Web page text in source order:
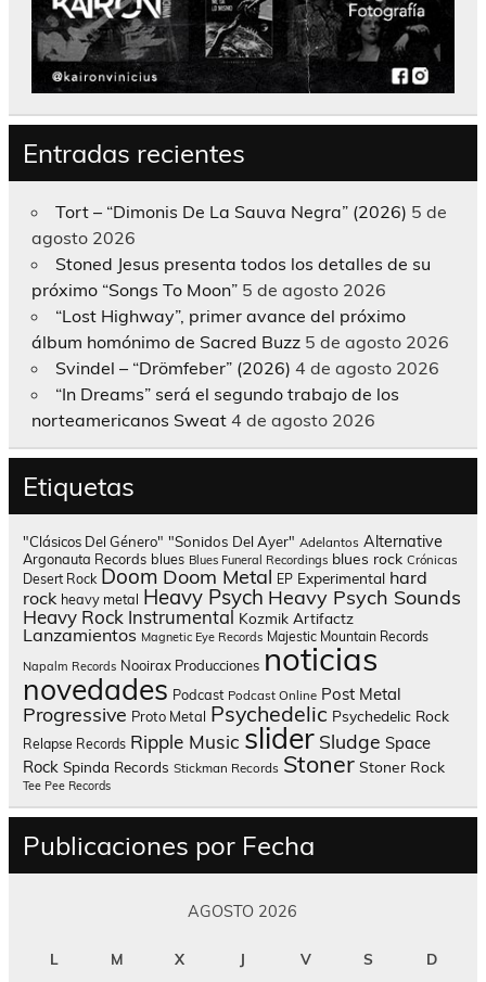
Entradas recientes
Tort – “Dimonis De La Sauva Negra” (2026) 5 de
agosto 2026
Stoned Jesus presenta todos los detalles de su
próximo “Songs To Moon” 5 de agosto 2026
“Lost Highway”, primer avance del próximo
álbum homónimo de Sacred Buzz 5 de agosto 2026
Svindel – “Drömfeber” (2026) 4 de agosto 2026
“In Dreams” será el segundo trabajo de los
norteamericanos Sweat 4 de agosto 2026
Etiquetas
"Clásicos Del Género" "Sonidos Del Ayer" Adelantos Alternative
Argonauta Records blues Blues Funeral Recordings blues rock Crónicas
Desert Rock Doom Doom Metal EP Experimental hard
rock heavy metal Heavy Psych Heavy Psych Sounds
Heavy Rock Instrumental Kozmik Artifactz
Lanzamientos Magnetic Eye Records Majestic Mountain Records
Napalm Records Nooirax Producciones noticias
novedades Podcast Podcast Online Post Metal
Progressive Proto Metal Psychedelic Psychedelic Rock
Relapse Records Ripple Music slider Sludge Space
Rock Spinda Records Stickman Records Stoner Stoner Rock
Tee Pee Records
Publicaciones por Fecha
AGOSTO 2026
L M X J V S D